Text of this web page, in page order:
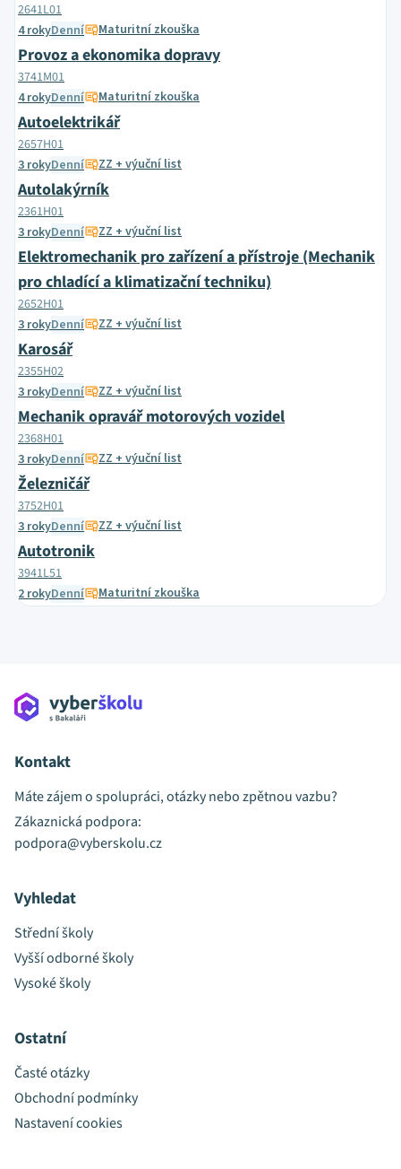
2641L01
4 rokyDenní Maturitní zkouška
Provoz a ekonomika dopravy
3741M01
4 rokyDenní Maturitní zkouška
Autoelektrikář
2657H01
3 rokyDenní ZZ + výuční list
Autolakýrník
2361H01
3 rokyDenní ZZ + výuční list
Elektromechanik pro zařízení a přístroje (Mechanik
pro chladící a klimatizační techniku)
2652H01
3 rokyDenní ZZ + výuční list
Karosář
2355H02
3 rokyDenní ZZ + výuční list
Mechanik opravář motorových vozidel
2368H01
3 rokyDenní ZZ + výuční list
Železničář
3752H01
3 rokyDenní ZZ + výuční list
Autotronik
3941L51
2 rokyDenní Maturitní zkouška
Kontakt
Máte zájem o spolupráci, otázky nebo zpětnou vazbu?
Zákaznická podpora:
podpora@vyberskolu.cz
Vyhledat
Střední školy
Vyšší odborné školy
Vysoké školy
Ostatní
Časté otázky
Obchodní podmínky
Nastavení cookies